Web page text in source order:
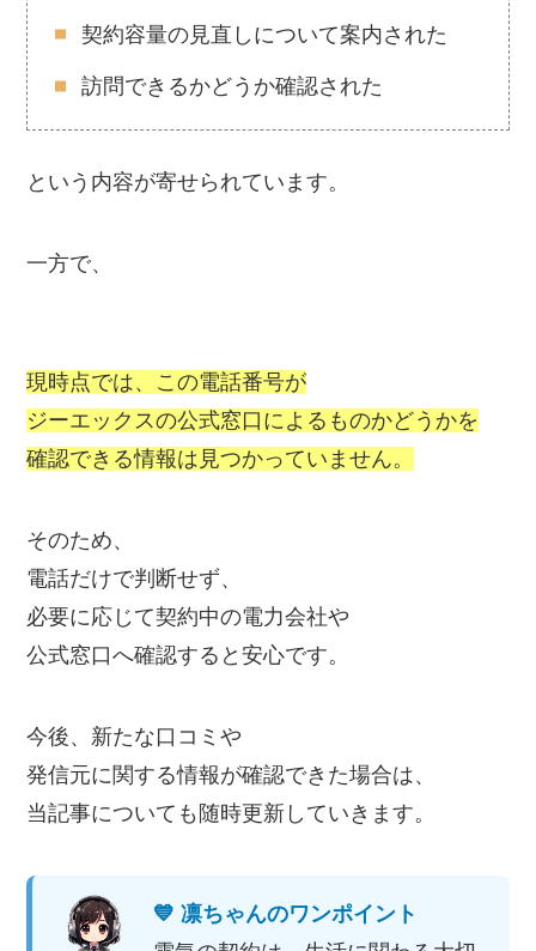
契約容量の見直しについて案内された
訪問できるかどうか確認された
という内容が寄せられています。
一方で、
現時点では、この電話番号が
ジーエックスの公式窓口によるものかどうかを
確認できる情報は見つかっていません。
そのため、
電話だけで判断せず、
必要に応じて契約中の電力会社や
公式窓口へ確認すると安心です。
今後、新たな口コミや
発信元に関する情報が確認できた場合は、
当記事についても随時更新していきます。
💙 凛ちゃんのワンポイント